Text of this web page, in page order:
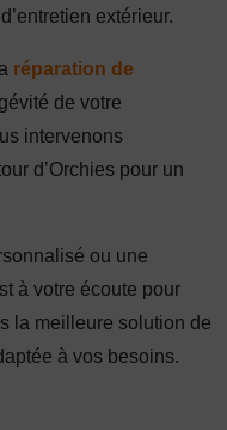
extérieur.
réparation de
de votre
intervenons
d’Orchies pour un
ou une
à votre écoute pour
la meilleure solution de
à vos besoins.